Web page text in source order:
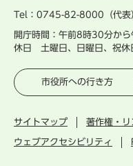
Tel：0745-82-8000（代
開庁時間：午前8時30分か
休日 土曜日、日曜日、祝休
市役所への行き方
サイトマップ 著作権・リ
ウェブアクセシビリティ